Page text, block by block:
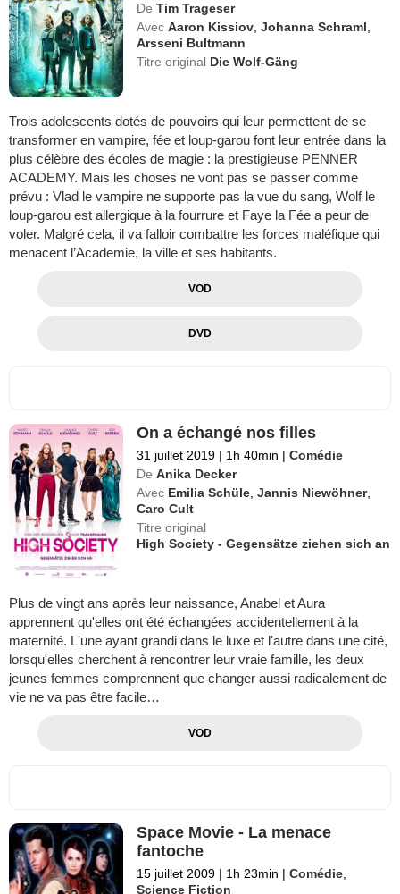
De Tim Trageser
Avec Aaron Kissiov ,Johanna Schraml
Arsseni Bultmann
Titre original Die Wolf-Gäng
Trois adolescents dotés de pouvoirs qui leur permettent de se
transformer en vampire, fée et loup-garou font leur entrée dans la
plus célèbre des écoles de magie : la prestigieuse PENNER
ACADEMY. Mais les choses ne vont pas se passer comme
prévu : Vlad le vampire ne supporte pas la vue du sang, Wolf le
loup-garou est allergique à la fourrure et Faye la Fée a peur de
voler. Malgré cela, il va falloir combattre les forces maléfique qui
menacent l’Academie, la ville et ses habitants.
VOD
DVD
On a échangé nos filles
31 juillet 2019 | 1h 40min | Comédie
De Anika Decker
Avec Emilia Schüle ,Jannis Niewöhner,
Caro Cult
Titre original
High Society - Gegensätze ziehen sich an
Plus de vingt ans après leur naissance, Anabel et Aura
apprennent qu'elles ont été échangées accidentellement à la
maternité. L'une ayant grandi dans le luxe et l'autre dans une cité,
lorsqu'elles cherchent à rencontrer leur vraie famille, les deux
jeunes femmes comprennent que changer aussi radicalement de
vie ne va pas être facile…
VOD
Space Movie - La menace
fantoche
15 juillet 2009 | 1h 23min | Comédie
Science Fiction